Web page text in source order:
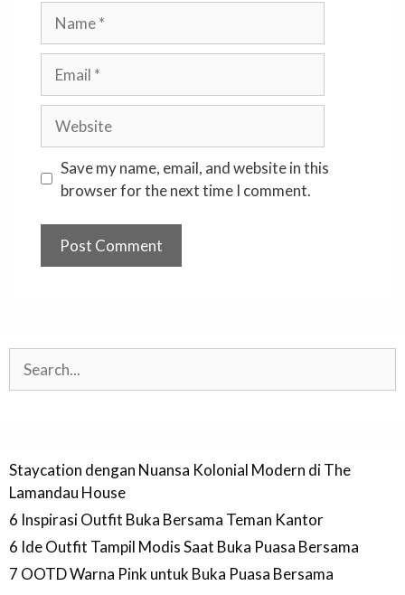
Save my name, email, and website in this
browser for the next time I comment.
Staycation dengan Nuansa Kolonial Modern di The
Lamandau House
6 Inspirasi Outfit Buka Bersama Teman Kantor
6 Ide Outfit Tampil Modis Saat Buka Puasa Bersama
7 OOTD Warna Pink untuk Buka Puasa Bersama